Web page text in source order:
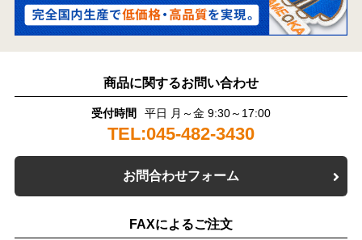
商品に関するお問い合わせ
受付時間 平日 月～金 9:30～17:00
TEL:045-482-3430
お問合わせフォーム
FAXによるご注文